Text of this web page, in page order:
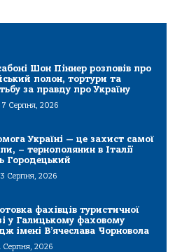
Шон Піннер розповів про
полон, тортури та
за правду про Україну
7 Серпня, 2026
Україні — це захист самої
– тернополянин в Італії
Городецький
Серпня, 2026
фахівців туристичної
у Галицькому фаховому
імені В’ячеслава Чорновола
Серпня, 2026